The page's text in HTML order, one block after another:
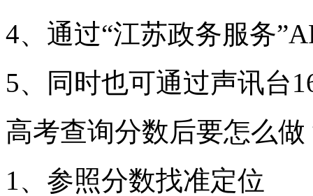
4、通过“江苏政务服务
5、同时也可通过声讯台
高考查询分数后要怎么做
1、参照分数找准定位